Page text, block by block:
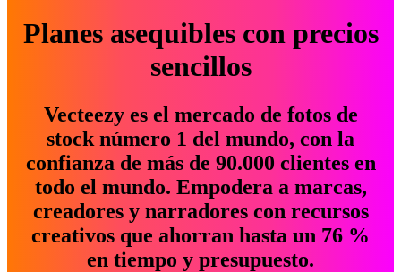
Planes asequibles con precios
sencillos
Vecteezy es el mercado de fotos de
stock número 1 del mundo, con la
confianza de más de 90.000 clientes en
todo el mundo. Empodera a marcas,
creadores y narradores con recursos
creativos que ahorran hasta un 76 %
en tiempo y presupuesto.